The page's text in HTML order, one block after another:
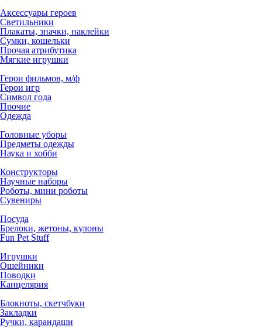
Аксессуары героев
Светильники
Плакаты, значки, наклейки
Сумки, кошельки
Прочая атрибутика
Мягкие игрушки
Герои фильмов, м/ф
Герои игр
Символ года
Прочие
Одежда
Головные уборы
Предметы одежды
Наука и хобби
Конструкторы
Научные наборы
Роботы, мини роботы
Сувениры
Посуда
Брелоки, жетоны, кулоны
Fun Pet Stuff
Игрушки
Ошейники
Поводки
Канцелярия
Блокноты, скетчбуки
Закладки
Ручки, карандаши